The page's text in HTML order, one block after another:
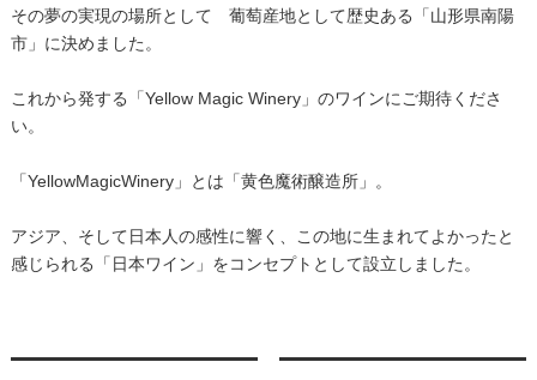
その夢の実現の場所として 葡萄産地として歴史ある「山形県南陽
市」に決めました。
これから発する「Yellow Magic Winery」のワインにご期待くださ
い。
「YellowMagicWinery」とは「黄色魔術醸造所」。
アジア、そして日本人の感性に響く、この地に生まれてよかったと
感じられる「日本ワイン」をコンセプトとして設立しました。